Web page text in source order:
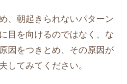
、朝起きられないパターン
目を向けるのではなく、な
因をつきとめ、その原因が
してみてください。